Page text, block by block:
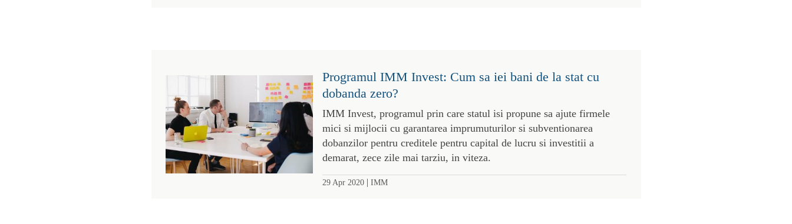
Programul IMM Invest: Cum sa iei bani de la stat cu
dobanda zero?
IMM Invest, programul prin care statul isi propune sa ajute firmele
mici si mijlocii cu garantarea imprumuturilor si subventionarea
dobanzilor pentru creditele pentru capital de lucru si investitii a
demarat, zece zile mai tarziu, in viteza.
29 Apr 2020| IMM